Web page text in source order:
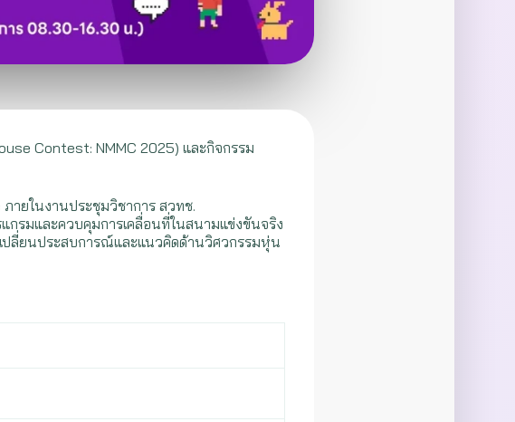
Contest: NMMC 2025) และกิจกรรม
ายในงานประชุมวิชาการ สวทช.
กรมและควบคุมการเคลื่อนที่ในสนามแข่งขันจริง
ปลี่ยนประสบการณ์และแนวคิดด้านวิศวกรรมหุ่น